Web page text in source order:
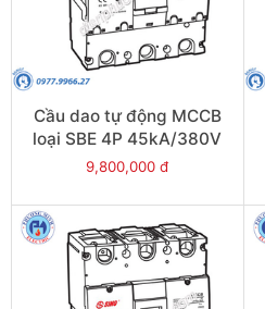
Cầu dao tự động MCCB
loại SBE 4P 45kA/380V
630A - Model
9,800,000 đ